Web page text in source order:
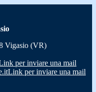
Vigasio (VR)
per inviare una mail
Link per inviare una mail